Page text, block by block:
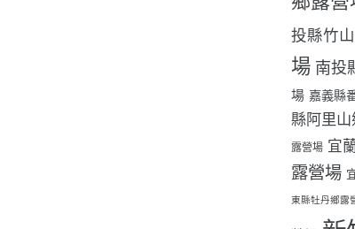
投縣竹
場 南投
場 嘉義縣
縣阿里
露營場 宜
露營場
東縣牡丹鄉露